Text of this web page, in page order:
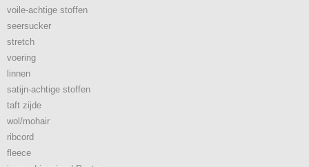
voile-achtige stoffen
seersucker
stretch
voering
linnen
satijn-achtige stoffen
taft zijde
wol/mohair
ribcord
fleece